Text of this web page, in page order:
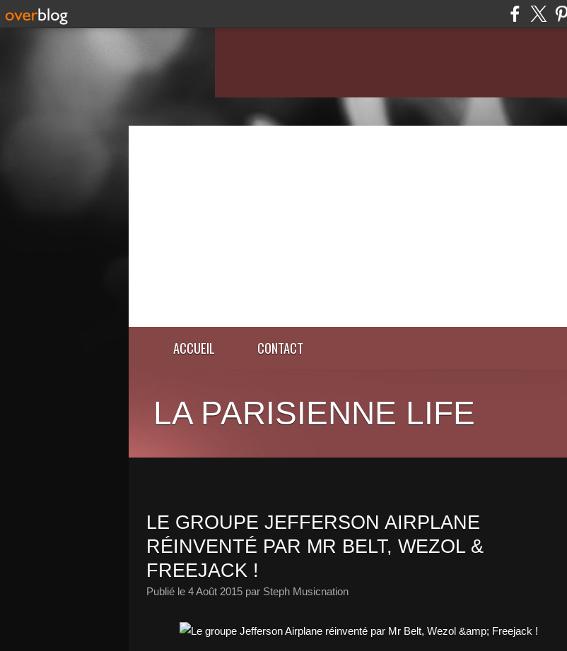
ACCUEIL CONTACT
LA PARISIENNE LIFE
LE GROUPE JEFFERSON AIRPLANE
RÉINVENTÉ PAR MR BELT, WEZOL &
FREEJACK !
Publié le 4 Août 2015 par Steph Musicnation